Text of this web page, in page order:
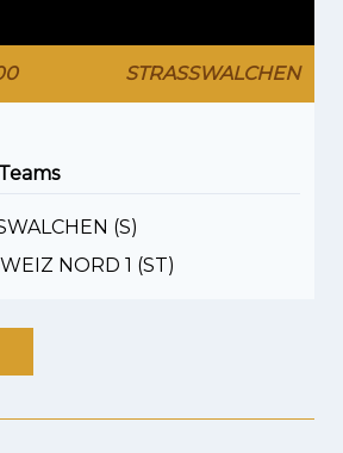
STRASSWALCHEN
(S)
NORD 1 (ST)